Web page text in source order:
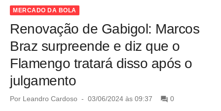
MERCADO DA BOLA
Renovação de Gabigol: Marcos
Braz surpreende e diz que o
Flamengo tratará disso após o
julgamento
Por Leandro Cardoso
P
03/06/2024 às 09:37 0